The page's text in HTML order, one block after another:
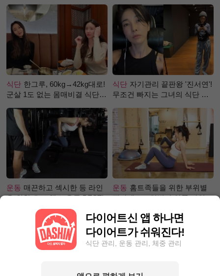
식단 한그루, 60kg→42kg대로!
군살 1도 없는 몸매비결 식단
식단 자기관리 끝판왕 '진서연'!
무조건 빠지는 그녀의 식단 정
운동 매끈하고 섹시한 등 라인
을 위한 초보 헬스 운동 BEST!
운동 홈트족들을 위한 부위별
필라테스 – 허벅지 안쪽 라인
다이어트신 앱 하나면
다이어트가 쉬워진다!
식단 관리, 운동 관리, 체중 관리